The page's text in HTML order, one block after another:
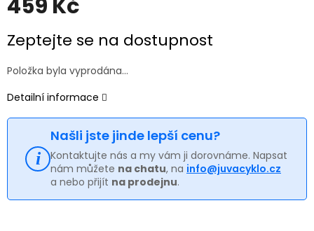
459 Kč
cena:
Zeptejte se na dostupnost
Položka byla vyprodána…
Detailní informace
Našli jste jinde lepší cenu?
Kontaktujte nás a my vám ji dorovnáme. Napsat
nám můžete na chatu, na info@juvacyklo.cz
a nebo přijít na prodejnu.